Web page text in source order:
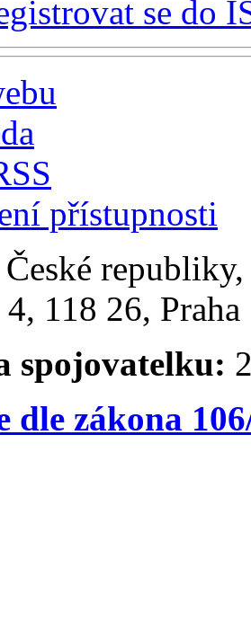
se do
přístupnosti
118 26,
spojovatelku:
dle zákona